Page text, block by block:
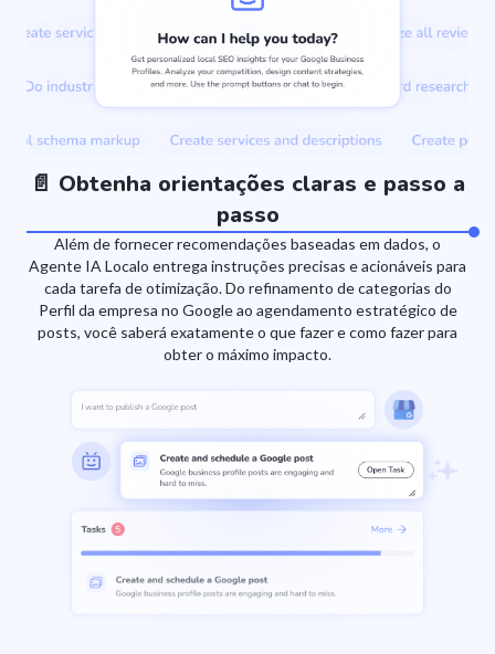
📄 Obtenha orientações claras e passo a
passo
Além de fornecer recomendações baseadas em dados, o
Agente IA Localo entrega instruções precisas e acionáveis para
cada tarefa de otimização. Do refinamento de categorias do
Perfil da empresa no Google ao agendamento estratégico de
posts, você saberá exatamente o que fazer e como fazer para
obter o máximo impacto.